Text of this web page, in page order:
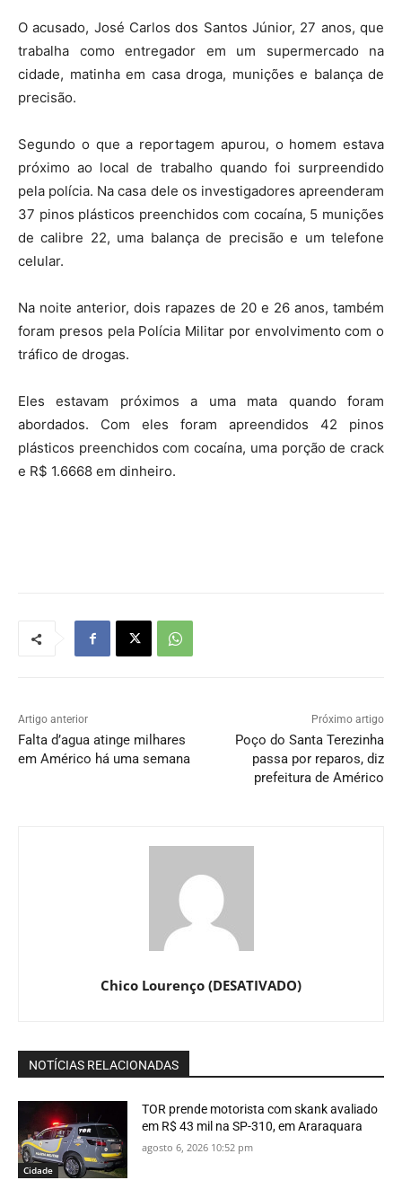
O acusado, José Carlos dos Santos Júnior, 27 anos, que
trabalha como entregador em um supermercado na
cidade, matinha em casa droga, munições e balança de
precisão.
Segundo o que a reportagem apurou, o homem estava
próximo ao local de trabalho quando foi surpreendido
pela polícia. Na casa dele os investigadores apreenderam
37 pinos plásticos preenchidos com cocaína, 5 munições
de calibre 22, uma balança de precisão e um telefone
celular.
Na noite anterior, dois rapazes de 20 e 26 anos, também
foram presos pela Polícia Militar por envolvimento com o
tráfico de drogas.
Eles estavam próximos a uma mata quando foram
abordados. Com eles foram apreendidos 42 pinos
plásticos preenchidos com cocaína, uma porção de crack
e R$ 1.6668 em dinheiro.
Artigo anterior
Falta d’agua atinge milhares
em Américo há uma semana
Próximo artigo
Poço do Santa Terezinha
passa por reparos, diz
prefeitura de Américo
Chico Lourenço (DESATIVADO)
NOTÍCIAS RELACIONADAS
Cidade
TOR prende motorista com skank avaliado
em R$ 43 mil na SP-310, em Araraquara
agosto 6, 2026 10:52 pm